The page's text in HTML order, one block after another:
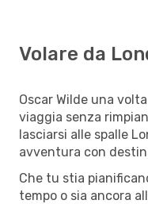
Volare da
Oscar Wilde una
viaggia senza
lasciarsi alle spalle
avventura con
Che tu stia
tempo o sia ancora